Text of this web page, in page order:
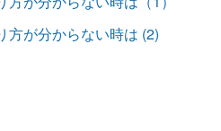
が分からない時は (2)